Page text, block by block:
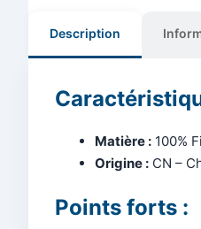
Description
Matière : 100%
Origine : CN –
Points forts :